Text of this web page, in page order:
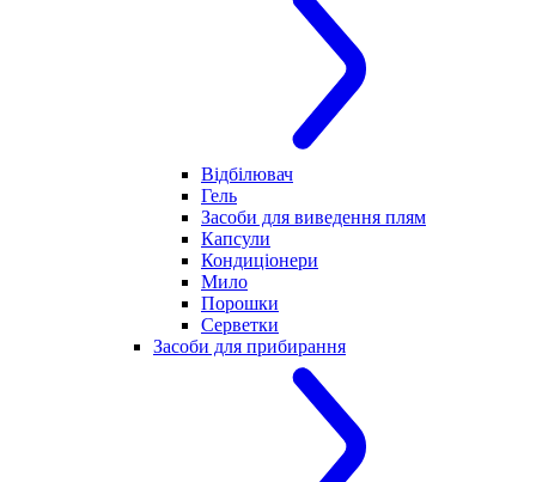
Відбілювач
Гель
Засоби для виведення плям
Капсули
Кондиціонери
Мило
Порошки
Серветки
Засоби для прибирання